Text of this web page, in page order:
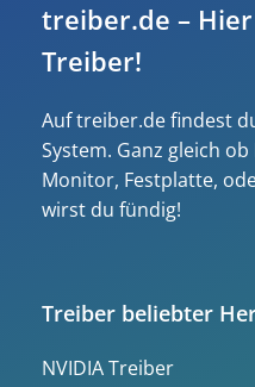
treiber.de –
Treiber!
Auf treiber.de findest
System. Ganz gleich
Monitor, Festplatte,
wirst du fündig!
Treiber beliebter
NVIDIA Treiber